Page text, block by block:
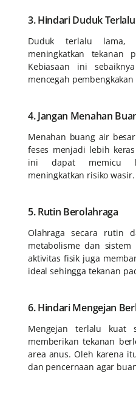
3. Hindari Duduk
Duduk terlalu
meningkatkan tekanan
Kebiasaan ini
mencegah
4. Jangan Menahan
Menahan buang air
feses menjadi lebih
ini dapat memicu
meningkatkan risiko wasir.
5. Rutin Berolahraga
Olahraga secara rutin
metabolisme dan
aktivitas fisik juga
ideal sehingga tekanan
6. Hindari Mengejan
Mengejan terlalu kuat
memberikan tekanan
area anus. Oleh karena
dan pencernaan agar